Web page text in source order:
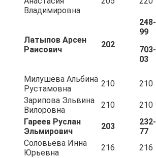
Владимировна
Латыпов Арсен
Раисович
202
99
03
Милушева Альбина
Рустамовна
210 210
Зарипова Эльвина
Вилоровна
210 210
Гареев Руслан
Эльмирович
203
77
Соловьева Инна
Юрьевна
216 216